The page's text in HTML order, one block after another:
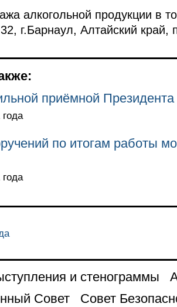
алкогольной продукции в
г.Барнаул, Алтайский край,
приёмной
по итогам работы
и стенограммы
Совет
Совет